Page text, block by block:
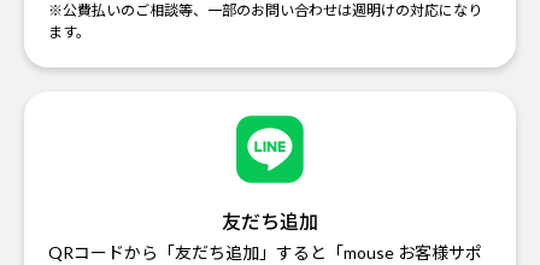
※公費払いのご相談等、一部のお問い合わせは週明けの対応になり
ます。
友だち追加
QRコードから「友だち追加」すると「mouse お客様サポ